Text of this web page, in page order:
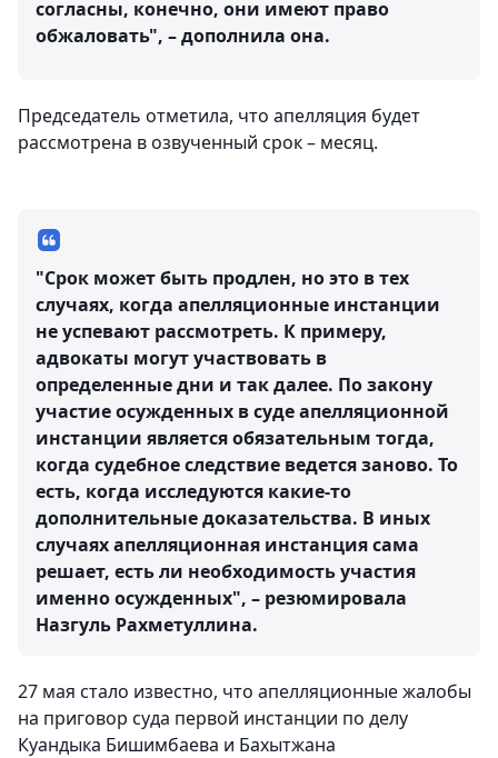
согласны, конечно, они имеют право
обжаловать", – дополнила она.
Председатель отметила, что апелляция будет
рассмотрена в озвученный срок – месяц.
"Срок может быть продлен, но это в тех
случаях, когда апелляционные инстанции
не успевают рассмотреть. К примеру,
адвокаты могут участвовать в
определенные дни и так далее. По закону
участие осужденных в суде апелляционной
инстанции является обязательным тогда,
когда судебное следствие ведется заново. То
есть, когда исследуются какие-то
дополнительные доказательства. В иных
случаях апелляционная инстанция сама
решает, есть ли необходимость участия
именно осужденных", – резюмировала
Назгуль Рахметуллина.
27 мая стало известно, что апелляционные жалобы
на приговор суда первой инстанции по делу
Куандыка Бишимбаева и Бахытжана